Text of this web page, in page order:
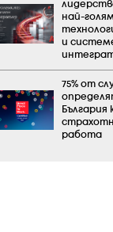
най-
и
75% от
България
работа